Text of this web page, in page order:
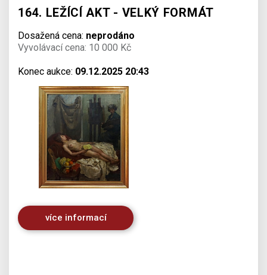
164. LEŽÍCÍ AKT - VELKÝ FORMÁT
Dosažená cena: neprodáno
Vyvolávací cena: 10 000 Kč
Konec aukce: 09.12.2025 20:43
více informací